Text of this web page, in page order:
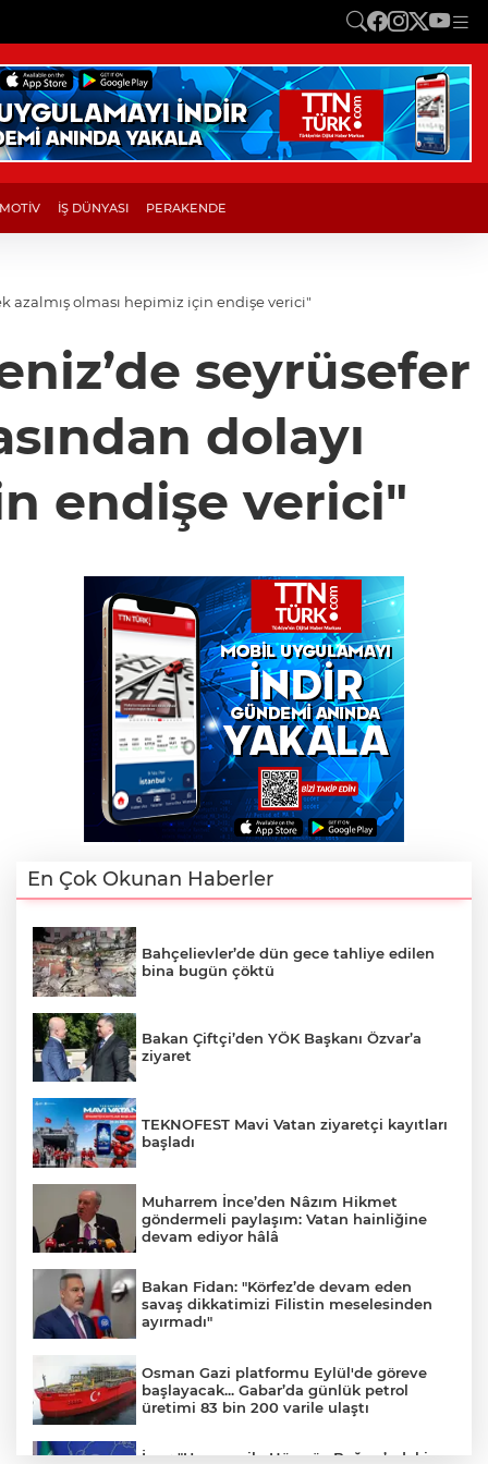
İŞ DÜNYASI PERAKENDE
azalmış olması hepimiz için endişe verici"
seyrüsefer
dolayı
endişe verici"
En Çok Okunan Haberler
Bahçelievler’de dün gece tahliye edilen
bina bugün çöktü
Bakan Çiftçi’den YÖK Başkanı Özvar’a
ziyaret
TEKNOFEST Mavi Vatan ziyaretçi kayıtları
başladı
Muharrem İnce’den Nâzım Hikmet
göndermeli paylaşım: Vatan hainliğine
devam ediyor hâlâ
Bakan Fidan: "Körfez’de devam eden
savaş dikkatimizi Filistin meselesinden
ayırmadı"
Osman Gazi platformu Eylül'de göreve
başlayacak... Gabar’da günlük petrol
üretimi 83 bin 200 varile ulaştı
İran: "Umman ile Hürmüz Boğazı’ndaki